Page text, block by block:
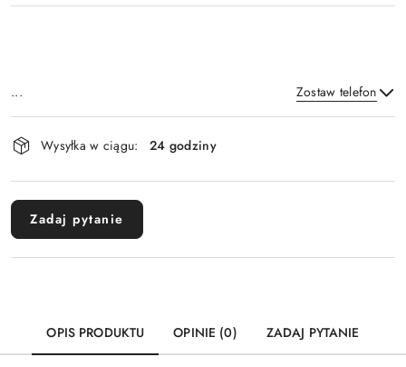
... Zostaw telefon
Dostępność
i
dostawa
Wysyłka w ciągu: 24 godziny
Zadaj pytanie
OPIS PRODUKTU OPINIE (0) ZADAJ PYTANIE